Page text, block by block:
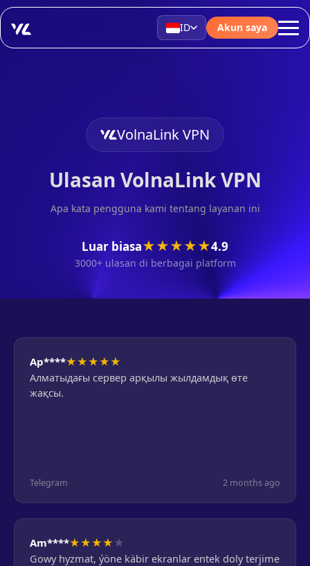
ID Akun saya
VolnaLink VPN
Ulasan VolnaLink VPN
Apa kata pengguna kami tentang layanan ini
Luar biasa★★★★★4.9
3000+ ulasan di berbagai platform
Ар****★★★★★
Алматыдағы сервер арқылы жылдамдық өте
жақсы.
Telegram 2 months ago
Am****★★★★ ★
Gowy hyzmat, ýöne käbir ekranlar entek doly terjime